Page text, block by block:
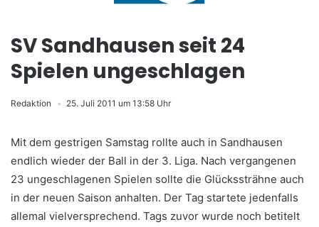
SV Sandhausen seit 24
Spielen ungeschlagen
Redaktion 25. Juli 2011 um 13:58 Uhr
Mit dem gestrigen Samstag rollte auch in Sandhausen
endlich wieder der Ball in der 3. Liga. Nach vergangenen
23 ungeschlagenen Spielen sollte die Glückssträhne auch
in der neuen Saison anhalten. Der Tag startete jedenfalls
allemal vielversprechend. Tags zuvor wurde noch betitelt